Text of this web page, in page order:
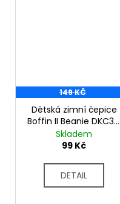
149 KČ
Dětská zimní čepice
Boffin II Beanie DKC321
dusty rose
Skladem
99 Kč
DETAIL